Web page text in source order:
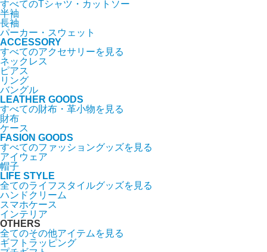
すべてのTシャツ・カットソー
半袖
長袖
パーカー・スウェット
ACCESSORY
すべてのアクセサリーを見る
ネックレス
ピアス
リング
バングル
LEATHER GOODS
すべての財布・革小物を見る
財布
ケース
FASION GOODS
すべてのファッショングッズを見る
アイウェア
帽子
LIFE STYLE
全てのライフスタイルグッズを見る
ハンドクリーム
スマホケース
インテリア
OTHERS
全てのその他アイテムを見る
ギフトラッピング